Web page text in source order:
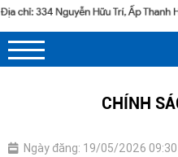
CHÍNH
Ngày đăng: 19/05/2026 09:30